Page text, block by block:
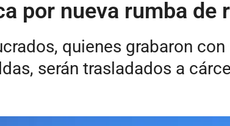
por nueva rumba
quienes grabaron
serán trasladados a